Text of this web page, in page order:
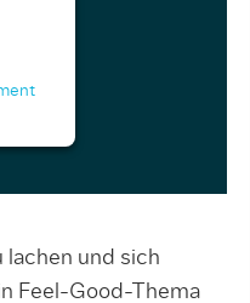
lachen und sich
Feel-Good-Thema